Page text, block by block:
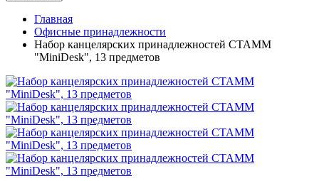
Главная
Офисные принадлежности
Набор канцелярских принадлежностей СТАММ
"MiniDesk", 13 предметов